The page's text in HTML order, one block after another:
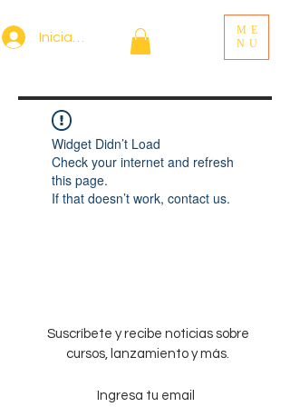
Iniciar sesión
ME
NU
Widget Didn’t Load
Check your internet and refresh
this page.
If that doesn’t work, contact us.
Suscríbete y recibe noticias sobre
cursos, lanzamiento y más.